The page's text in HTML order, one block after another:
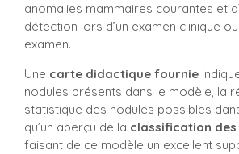
anomalies mammaires courantes et
détection lors d’un examen clinique
examen.
Une carte didactique fournie
nodules présents dans le modèle, la
statistique des nodules possibles
qu’un aperçu de la classification
faisant de ce modèle un excellent